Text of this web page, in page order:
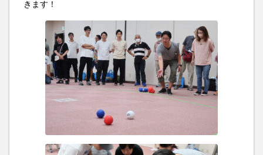
きます！